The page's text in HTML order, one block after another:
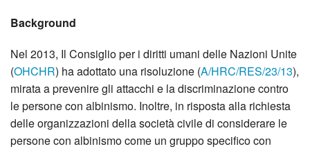
Background
Nel 2013, Il Consiglio per i diritti umani delle Nazioni Unite
(OHCHR) ha adottato una risoluzione (A/HRC/RES/23/13),
mirata a prevenire gli attacchi e la discriminazione contro
le persone con albinismo. Inoltre, in risposta alla richiesta
delle organizzazioni della società civile di considerare le
persone con albinismo come un gruppo specifico con